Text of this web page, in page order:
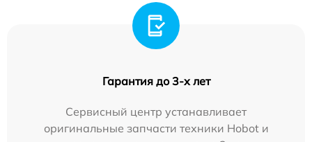
Гарантия до 3-х лет
Сервисный центр устанавливает
оригинальные запчасти техники Hobot и